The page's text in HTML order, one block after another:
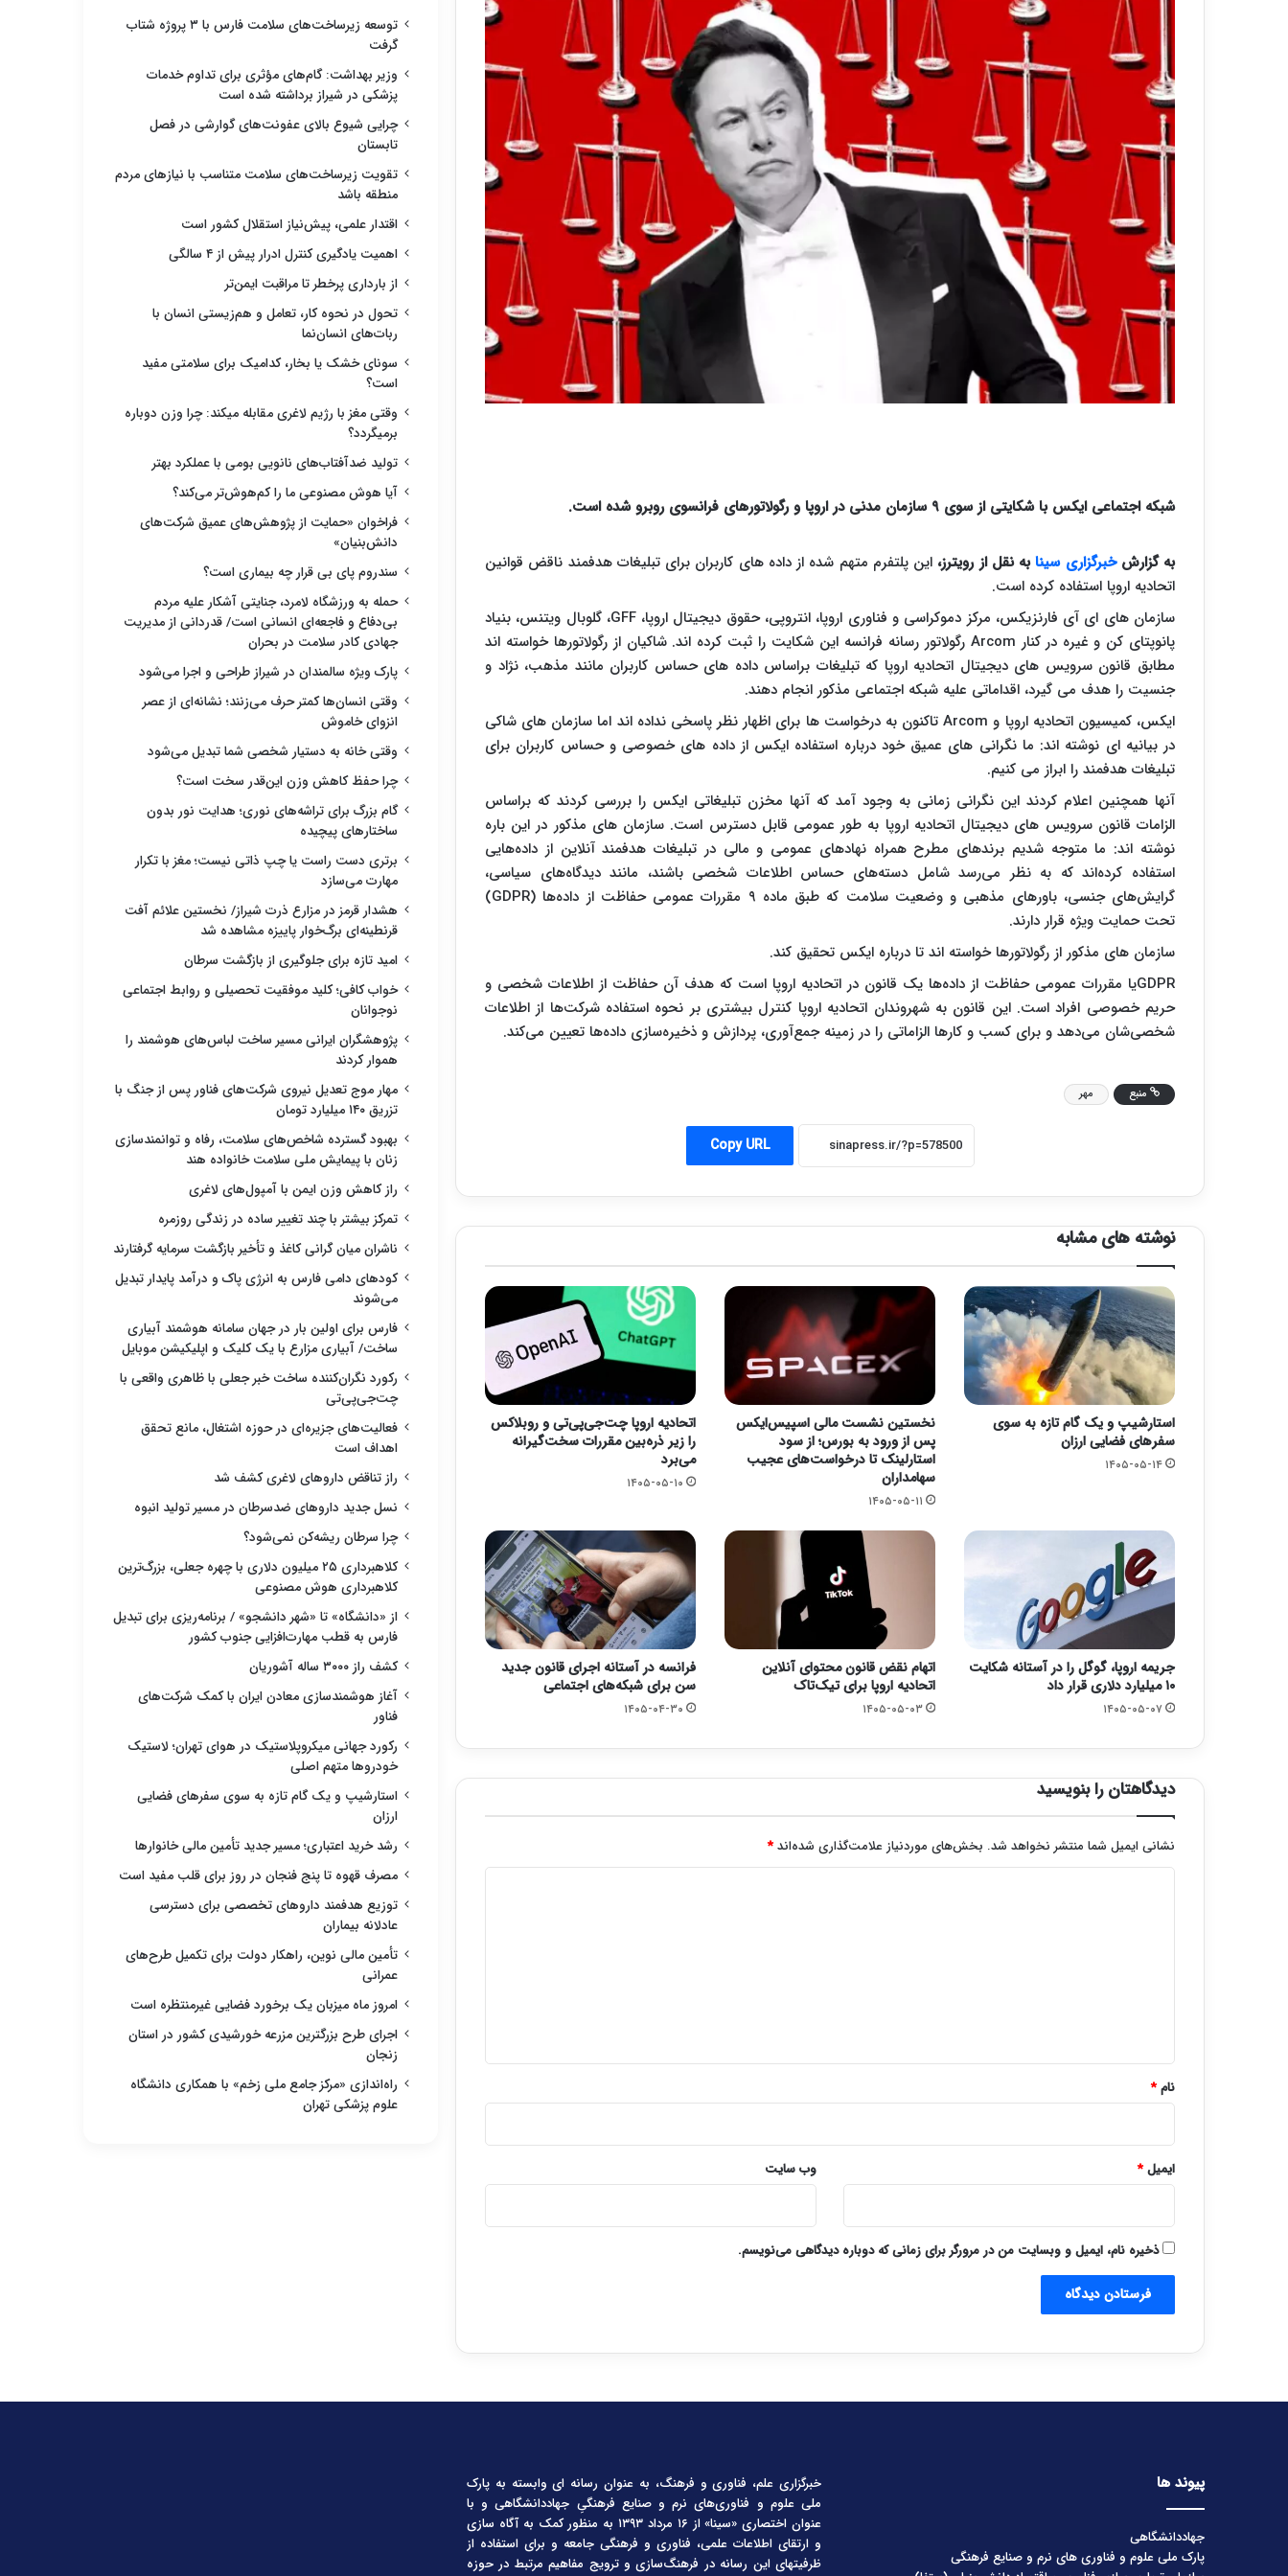
شبکه اجتماعی ایکس با شکایتی از سوی ۹ سازمان مدنی در اروپا و رگولاتورهای فرانسوی روبرو شده است.
به گزارش خبرگزاری سینابه نقل از رویترز، این پلتفرم متهم شده از داده های کاربران برای تبلیغات هدفمند ناقض قوانین
اتحادیه اروپا استفاده کرده است.
سازمان های ای آی فارنزیکس، مرکز دموکراسی و فناوری اروپا، انتروپی، حقوق دیجیتال اروپا، GFF، گلوبال ویتنس، بنیاد
پانوپتای کن و غیره در کنار Arcom رگولاتور رسانه فرانسه این شکایت را ثبت کرده اند. شاکیان از رگولاتورها خواسته اند
مطابق قانون سرویس های دیجیتال اتحادیه اروپا که تبلیغات براساس داده های حساس کاربران مانند مذهب، نژاد و
جنسیت را هدف می گیرد، اقداماتی علیه شبکه اجتماعی مذکور انجام دهند.
ایکس، کمیسیون اتحادیه اروپا و Arcom تاکنون به درخواست ها برای اظهار نظر پاسخی نداده اند اما سازمان های شاکی
در بیانیه ای نوشته اند: ما نگرانی های عمیق خود درباره استفاده ایکس از داده های خصوصی و حساس کاربران برای
تبلیغات هدفمند را ابراز می کنیم.
آنها همچنین اعلام کردند این نگرانی زمانی به وجود آمد که آنها مخزن تبلیغاتی ایکس را بررسی کردند که براساس
الزامات قانون سرویس های دیجیتال اتحادیه اروپا به طور عمومی قابل دسترس است. سازمان های مذکور در این باره
نوشته اند: ما متوجه شدیم برندهای مطرح همراه نهادهای عمومی و مالی در تبلیغات هدفمند آنلاین از داده‌هایی
استفاده کرده‌اند که به نظر می‌رسد شامل دسته‌های حساس اطلاعات شخصی باشند، مانند دیدگاه‌های سیاسی،
گرایش‌های جنسی، باورهای مذهبی و وضعیت سلامت که طبق ماده ۹ مقررات عمومی حفاظت از داده‌ها (GDPR)
تحت حمایت ویژه قرار دارند.
سازمان های مذکور از رگولاتورها خواسته اند تا درباره ایکس تحقیق کند.
GDPRیا مقررات عمومی حفاظت از داده‌ها یک قانون در اتحادیه اروپا است که هدف آن حفاظت از اطلاعات شخصی و
حریم خصوصی افراد است.این قانون به شهروندان اتحادیه اروپا کنترل بیشتری بر نحوه استفاده شرکت‌ها از اطلاعات
شخصی‌شان می‌دهد و برای کسب و کارها الزاماتی را در زمینه جمع‌آوری، پردازش و ذخیره‌سازی داده‌ها تعیین می‌کند.
منبع مهر
Copy URL
نوشته های مشابه
استارشیپ و یک گام تازه به سوی
سفرهای فضایی ارزان
۱۴۰۵-۰۵-۱۴
نخستین نشست مالی اسپیس‌ایکس
پس از ورود به بورس؛ از سود
استارلینک تا درخواست‌های عجیب
سهامداران
۱۴۰۵-۰۵-۱۱
اتحادیه اروپا چت‌جی‌پی‌تی و روبلاکس
را زیر ذره‌بین مقررات سخت‌گیرانه
می‌برد
۱۴۰۵-۰۵-۱۰
جریمه اروپا، گوگل را در آستانه شکایت
۱۰ میلیارد دلاری قرار داد
۱۴۰۵-۰۵-۰۷
اتهام نقض قانون محتوای آنلاین
اتحادیه اروپا برای تیک‌تاک
۱۴۰۵-۰۵-۰۳
فرانسه در آستانه اجرای قانون جدید
سن برای شبکه‌های اجتماعی
۱۴۰۵-۰۴-۳۰
دیدگاهتان را بنویسید
نشانی ایمیل شما منتشر نخواهد شد. بخش‌های موردنیاز علامت‌گذاری شده‌اند*
نام*
ایمیل* وب‌ سایت
ذخیره نام، ایمیل و وبسایت من در مرورگر برای زمانی که دوباره دیدگاهی می‌نویسم.
توسعه زیرساخت‌های سلامت فارس با ۳ پروژه شتاب
گرفت
وزیر بهداشت: گام‌های مؤثری برای تداوم خدمات
پزشکی در شیراز برداشته شده است
چرایی شیوع بالای عفونت‌های گوارشی در فصل
تابستان
تقویت زیرساخت‌های سلامت متناسب با نیازهای مردم
منطقه باشد
اقتدار علمی، پیش‌نیاز استقلال کشور است
اهمیت یادگیری کنترل ادرار پیش از ۴ سالگی
از بارداری پرخطر تا مراقبت ایمن‌تر
تحول در نحوه کار، تعامل و هم‌زیستی انسان با
ربات‌های انسان‌نما
سونای خشک یا بخار، کدامیک برای سلامتی مفید
است؟
وقتی مغز با رژیم لاغری مقابله میکند: چرا وزن دوباره
برمیگردد؟
تولید ضدآفتاب‌های نانویی بومی با عملکرد بهتر
آیا هوش مصنوعی ما را کم‌هوش‌تر می‌کند؟
فراخوان «حمایت از پژوهش‌های عمیق شرکت‌های
دانش‌بنیان»
سندروم پای بی قرار چه بیماری است؟
حمله به ورزشگاه لامرد، جنایتی آشکار علیه مردم
بی‌دفاع و فاجعه‌ای انسانی است/ قدردانی از مدیریت
جهادی کادر سلامت در بحران
پارک ویژه سالمندان در شیراز طراحی و اجرا می‌شود
وقتی انسان‌ها کمتر حرف می‌زنند؛ نشانه‌ای از عصر
انزوای خاموش
وقتی خانه به دستیار شخصی شما تبدیل می‌شود
چرا حفظ کاهش وزن این‌قدر سخت است؟
گام بزرگ برای تراشه‌های نوری؛ هدایت نور بدون
ساختارهای پیچیده
برتری دست راست یا چپ ذاتی نیست؛ مغز با تکرار
مهارت می‌سازد
هشدار قرمز در مزارع ذرت شیراز/ نخستین علائم آفت
قرنطینه‌ای برگ‌خوار پاییزه مشاهده شد
امید تازه برای جلوگیری از بازگشت سرطان
خواب کافی؛ کلید موفقیت تحصیلی و روابط اجتماعی
نوجوانان
پژوهشگران ایرانی مسیر ساخت لباس‌های هوشمند را
هموار کردند
مهار موج تعدیل نیروی شرکت‌های فناور پس از جنگ با
تزریق ۱۴۰ میلیارد تومان
بهبود گسترده شاخص‌های سلامت، رفاه و توانمندسازی
زنان با پیمایش ملی سلامت خانواده هند
راز کاهش وزن ایمن با آمپول‌های لاغری
تمرکز بیشتر با چند تغییر ساده در زندگی روزمره
ناشران میان گرانی کاغذ و تأخیر بازگشت سرمایه گرفتارند
کودهای دامی فارس به انرژی پاک و درآمد پایدار تبدیل
می‌شوند
فارس برای اولین بار در جهان سامانه هوشمند آبیاری
ساخت/ آبیاری مزارع با یک کلیک و اپلیکیشن موبایل
رکورد نگران‌کننده ساخت خبر جعلی با ظاهری واقعی با
چت‌جی‌پی‌تی
فعالیت‌های جزیره‌ای در حوزه اشتغال، مانع تحقق
اهداف است
راز تناقض داروهای لاغری کشف شد
نسل جدید داروهای ضدسرطان در مسیر تولید انبوه
چرا سرطان ریشه‌کن نمی‌شود؟
کلاهبرداری ۲۵ میلیون دلاری با چهره جعلی، بزرگ‌ترین
کلاهبرداری هوش مصنوعی
از «دانشگاه» تا «شهر دانشجو» / برنامه‌ریزی برای تبدیل
فارس به قطب مهارت‌افزایی جنوب کشور
کشف راز ۳۰۰۰ ساله آشوریان
آغاز هوشمندسازی معادن ایران با کمک شرکت‌های
فناور
رکورد جهانی میکروپلاستیک در هوای تهران؛ لاستیک
خودروها متهم اصلی
استارشیپ و یک گام تازه به سوی سفرهای فضایی
ارزان
رشد خرید اعتباری؛ مسیر جدید تأمین مالی خانوارها
مصرف قهوه تا پنج فنجان در روز برای قلب مفید است
توزیع هدفمند داروهای تخصصی برای دسترسی
عادلانه بیماران
تأمین مالی نوین، راهکار دولت برای تکمیل طرح‌های
عمرانی
امروز ماه میزبان یک برخورد فضایی غیرمنتظره است
اجرای طرح بزرگترین مزرعه خورشیدی کشور در استان
زنجان
راه‌اندازی «مرکز جامع ملی زخم» با همکاری دانشگاه
علوم پزشکی تهران
پیوند ها
جهاددانشگاهی
پارک ملی علوم و فناوری های نرم و صنایع فرهنگی
خبرگزاری علم، فناوری و فرهنگ، به عنوان رسانه ای وابسته به پارک
ملی علوم و فناوری‌های نرم و صنایع فرهنگیِ جهاددانشگاهی و با
عنوان اختصاری «سینا» از ۱۶ مرداد ۱۳۹۳ به منظور کمک به آگاه سازی
و ارتقای اطلاعات علمی، فناوری و فرهنگی جامعه و برای استفاده از
ظرفیتهای این رسانه در فرهنگ‌سازی و ترویج مفاهیم مرتبط در حوزه